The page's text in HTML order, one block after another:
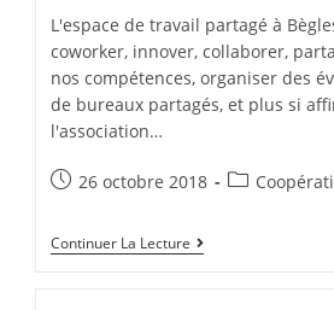
L'espace de travail partagé à
coworker, innover, collaborer,
nos compétences, organiser des
de bureaux partagés, et plus si
l'association…
Post26 octobre 2018
Post
Continuer La Lecture On
Est